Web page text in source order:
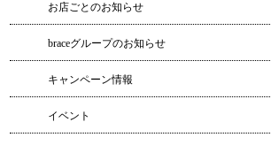
お店ごとのお知らせ
braceグループのお知らせ
キャンペーン情報
イベント